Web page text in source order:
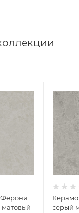
Ферони
матовый
серый